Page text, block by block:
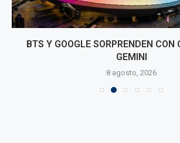
BTS Y GOOGLE SORPRENDEN
GEMINI
8 agosto, 2026